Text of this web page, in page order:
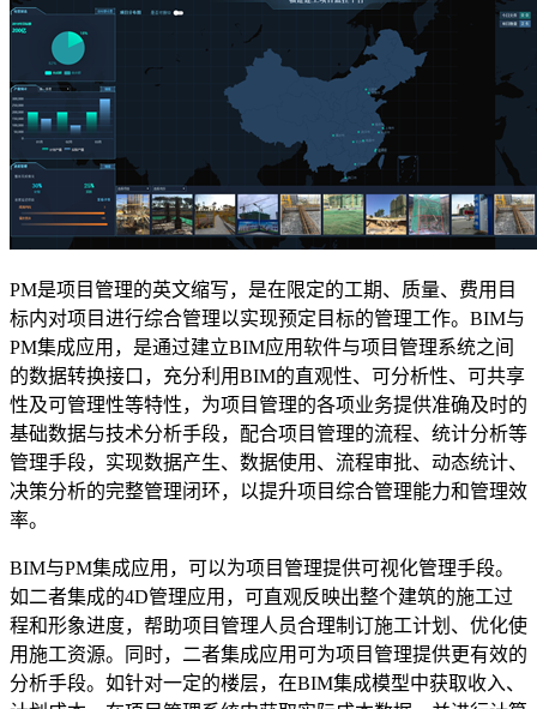
PM是项目管理的英文缩写，是在限定的工期、质量、费用目
标内对项目进行综合管理以实现预定目标的管理工作。 BIM与
PM集成应用，是通过建立BIM应用软件与项目管理系统之间
的数据转换接口，充分利用BIM的直观性、可分析性、可共享
性及可管理性等特性，为项目管理的各项业务提供准确及时的
基础数据与技术分析手段，配合项目管理的流程、统计分析等
管理手段，实现数据产生、数据使用、流程审批、动态统计、
决策分析的完整管理闭环，以提升项目综合管理能力和管理效
率。
BIM与PM集成应用，可以为项目管理提供可视化管理手段。
如二者集成的4D管理应用，可直观反映出整个建筑的施工过
程和形象进度，帮助项目管理人员合理制订施工计划、优化使
用施工资源。同时，二者集成应用可为项目管理提供更有效的
分析手段。如针对一定的楼层，在BIM集成模型中获取收入、